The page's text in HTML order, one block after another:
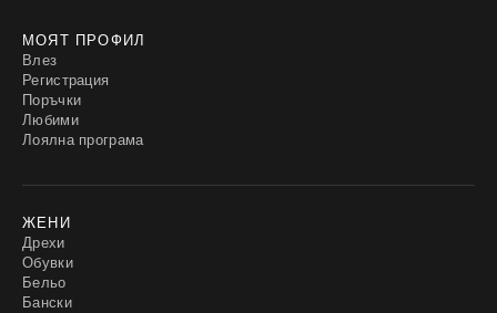
МОЯТ ПРОФИЛ
Влез
Регистрация
Поръчки
Любими
Лоялна програма
ЖЕНИ
Дрехи
Обувки
Бельо
Бански